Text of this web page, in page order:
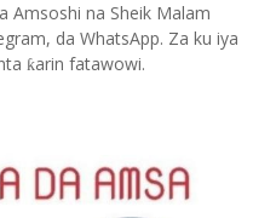
Amsoshi na Sheik Malam
da WhatsApp. Za ku iya
ƙarin fatawowi.